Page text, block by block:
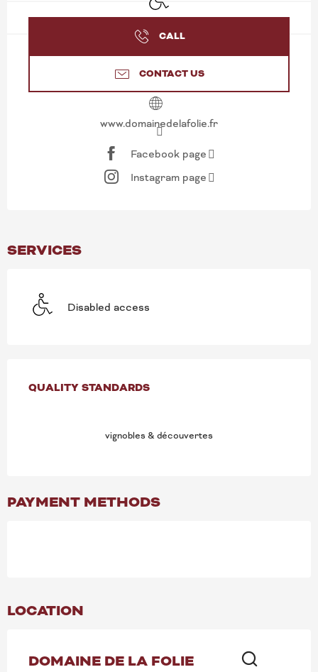
CALL
CONTACT US
www.domainedelafolie.fr
Facebook page
Instagram page
SERVICES
Disabled access
SERVICES OFFERED
QUALITY STANDARDS
QUALITY STANDARDS
vignobles & découvertes
PAYMENT METHODS
LOCATION
DOMAINE DE LA FOLIE